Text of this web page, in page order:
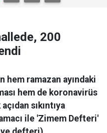
200
hem ramazan ayındaki
hem de koronavirüs
sıkıntıya
ile 'Zimem Defteri'